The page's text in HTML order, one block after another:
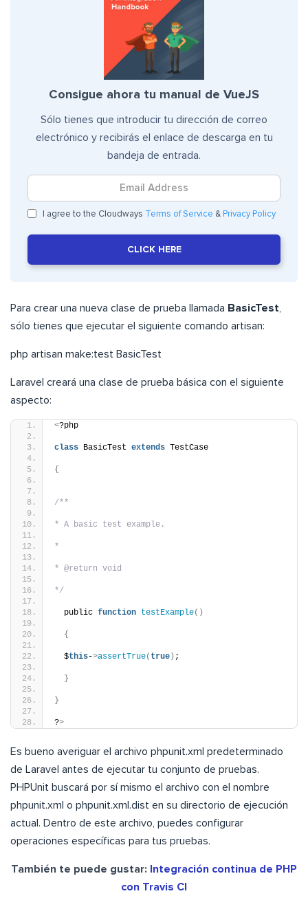
Consigue ahora tu manual de VueJS
Sólo tienes que introducir tu dirección de correo
electrónico y recibirás el enlace de descarga en tu
bandeja de entrada.
I agree to the Cloudways Terms of Service & Privacy Policy
CLICK HERE
Para crear una nueva clase de prueba llamada BasicTest,
sólo tienes que ejecutar el siguiente comando artisan:
php artisan make:test BasicTest
Laravel creará una clase de prueba básica con el siguiente
aspecto:
<?php
class BasicTest extends TestCase
{
/**
* A basic test example.
*
* @return void
*/
  public
function testExample()
{
  $
this->assertTrue( true ) ;
}
}
?>
Es bueno averiguar el archivo phpunit.xml predeterminado
de Laravel antes de ejecutar tu conjunto de pruebas.
PHPUnit buscará por sí mismo el archivo con el nombre
phpunit.xml o phpunit.xml.dist en su directorio de ejecución
actual. Dentro de este archivo, puedes configurar
operaciones específicas para tus pruebas.
También te puede gustar:
Integración continua de PHP
con Travis CI